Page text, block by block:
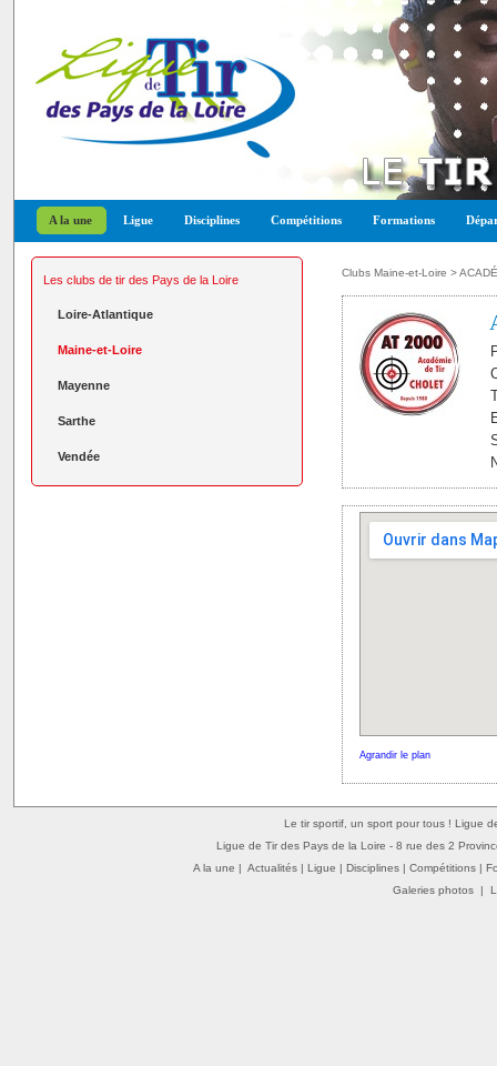
A la une Ligue Disciplines Compétitions Formations
Les clubs de tir des Pays de la Loire
Loire-Atlantique
Maine-et-Loire
Mayenne
Sarthe
Vendée
Clubs Maine-et-Loire >
Agrandir le plan
Le tir sportif, un sport pour tous ! Ligue
Ligue de Tir des Pays de la Loire - 8 rue des 2
A la une | Actualités | Ligue | Disciplines | Compétitions |
Galeries photos|